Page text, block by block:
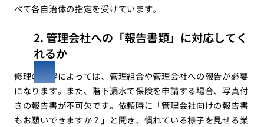
べて各自治体の指定を受けています。
2. 管理会社への「報告書類」に対応してく
れるか
修理の内容によっては、管理組合や管理会社への報告が必要
になります。また、階下漏水で保険を申請する場合、写真付
きの報告書が不可欠です。依頼時に「管理会社向けの報告書
もお願いできますか？」と聞き、慣れている様子を見せる業